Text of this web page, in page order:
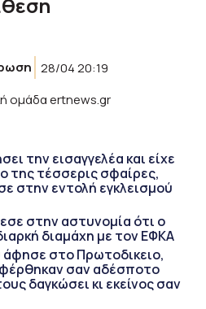
28/04 20:19
ομάδα ertnews.gr
την εισαγγελέα και είχε
της τέσσερις σφαίρες,
στην εντολή εγκλεισμού
στην αστυνομία ότι ο
διαμάχη με τον ΕΦΚΑ
στο Πρωτοδικειο,
σαν αδέσποτο
δαγκώσει κι εκείνος σαν